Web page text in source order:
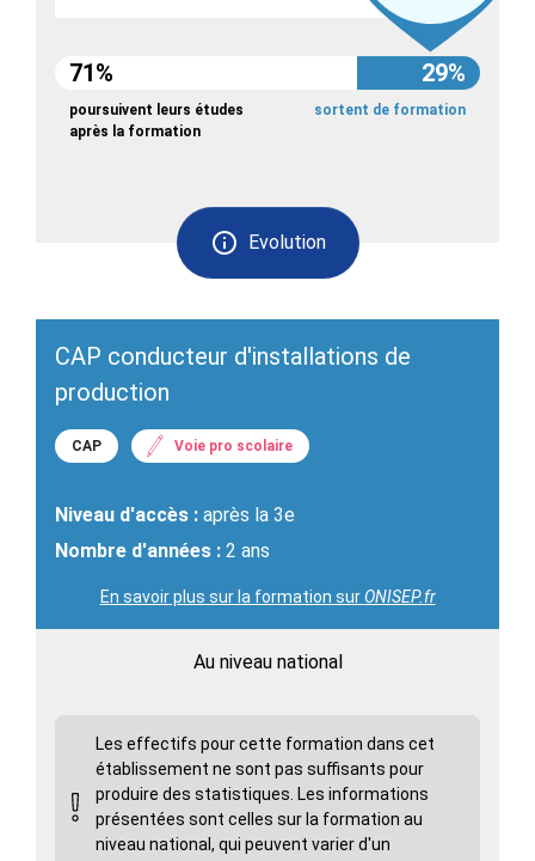
Evolution
71% 29%
poursuivent leurs études
après la formation
sortent de formation
CAP conducteur d'installations de
production
CAP Voie pro scolaire
Niveau d'accès : après la 3e
Nombre d'années : 2 ans
En savoir plus sur la formation surONISEP.fr
Au niveau national
Les effectifs pour cette formation dans cet
établissement ne sont pas suffisants pour
produire des statistiques. Les informations
présentées sont celles sur la formation au
niveau national, qui peuvent varier d'un